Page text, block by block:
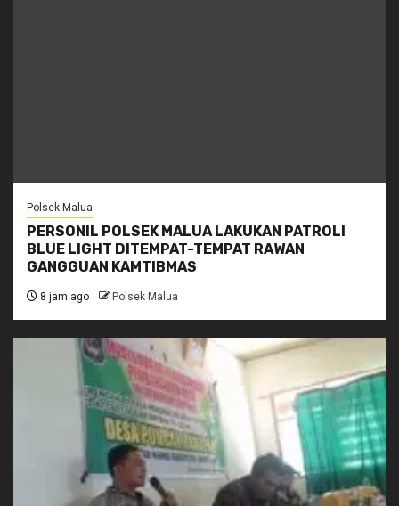
Polsek Malua
PERSONIL POLSEK MALUA LAKUKAN PATROLI
BLUE LIGHT DITEMPAT-TEMPAT RAWAN
GANGGUAN KAMTIBMAS
8 jam ago Polsek Malua